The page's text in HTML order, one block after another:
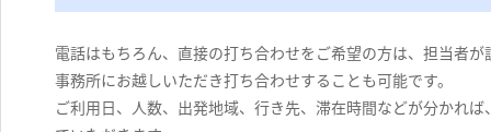
電話はもちろん、直接の打ち合わせをご希望の方は、担当者
事務所にお越しいただき打ち合わせすることも可能です。
ご利用日、人数、出発地域、行き先、滞在時間などが分かれ